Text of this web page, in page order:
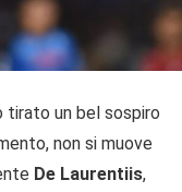
tirato un bel sospiro
non si muove
De Laurentiis,